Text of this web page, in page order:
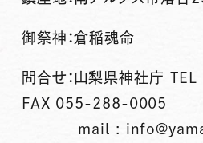
御祭神：倉稲魂命
問合せ：山梨県神社庁
FAX 055-288-0005
mail :